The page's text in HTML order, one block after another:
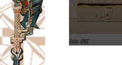
Foto: OKS